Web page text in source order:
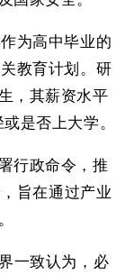
为高中毕业的
教育计划。研
，其薪资水平
是否上大学。
行政命令，推
旨在通过产业
一致认为，必